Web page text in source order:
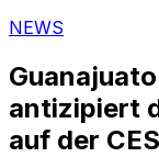
NEWS
antizipiert
auf der